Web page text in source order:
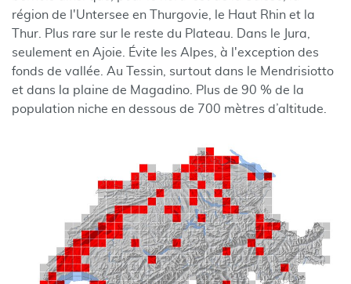
région de l'Untersee en Thurgovie, le Haut Rhin et la
Thur. Plus rare sur le reste du Plateau. Dans le Jura,
seulement en Ajoie. Évite les Alpes, à l'exception des
fonds de vallée. Au Tessin, surtout dans le Mendrisiotto
et dans la plaine de Magadino. Plus de 90 % de la
population niche en dessous de 700 mètres d’altitude.